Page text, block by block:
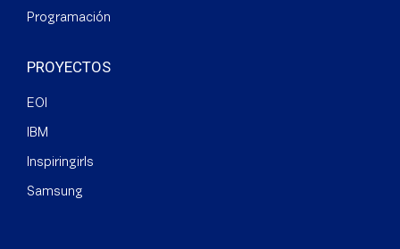
Programación
PROYECTOS
EOI
IBM
Inspiringirls
Samsung